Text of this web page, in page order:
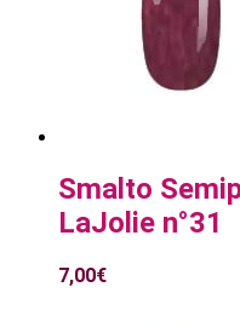
Smalto
LaJolie n°31
7,00€